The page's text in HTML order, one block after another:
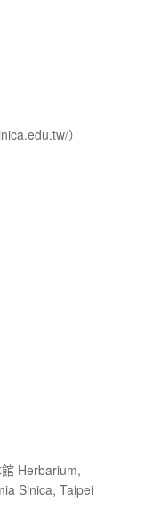
）
Herbarium,
Sinica, Taipei